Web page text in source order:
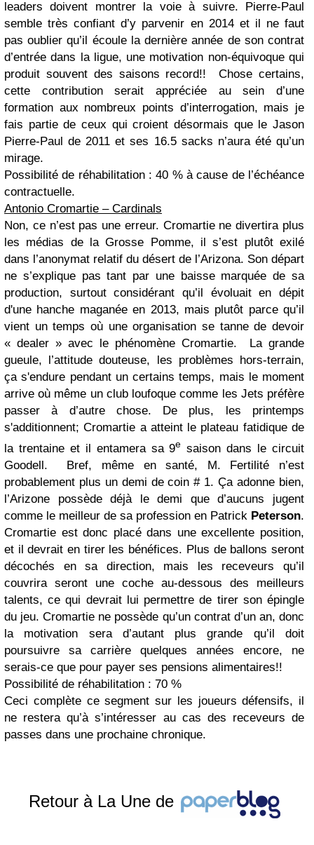
leaders doivent montrer la voie à suivre. Pierre-Paul
semble très confiant d’y parvenir en 2014 et il ne faut
pas oublier qu’il écoule la dernière année de son contrat
d’entrée dans la ligue, une motivation non-équivoque qui
produit souvent des saisons record!! Chose certains,
cette contribution serait appréciée au sein d’une
formation aux nombreux points d’interrogation, mais je
fais partie de ceux qui croient désormais que le Jason
Pierre-Paul de 2011 et ses 16.5 sacks n’aura été qu’un
mirage.
Possibilité de réhabilitation : 40 % à cause de l’échéance
contractuelle.
Antonio Cromartie – Cardinals
Non, ce n’est pas une erreur. Cromartie ne divertira plus
les médias de la Grosse Pomme, il s’est plutôt exilé
dans l’anonymat relatif du désert de l’Arizona. Son départ
ne s’explique pas tant par une baisse marquée de sa
production, surtout considérant qu’il évoluait en dépit
d'une hanche maganée en 2013, mais plutôt parce qu’il
vient un temps où une organisation se tanne de devoir
« dealer » avec le phénomène Cromartie. La grande
gueule, l’attitude douteuse, les problèmes hors-terrain,
ça s'endure pendant un certains temps, mais le moment
arrive où même un club loufoque comme les Jets préfère
passer à d’autre chose. De plus, les printemps
s'additionnent; Cromartie a atteint le plateau fatidique de
la trentaine et il entamera sa 9e saison dans le circuit
Goodell. Bref, même en santé, M. Fertilité n’est
probablement plus un demi de coin # 1. Ça adonne bien,
l’Arizone possède déjà le demi que d’aucuns jugent
comme le meilleur de sa profession en Patrick Peterson.
Cromartie est donc placé dans une excellente position,
et il devrait en tirer les bénéfices. Plus de ballons seront
décochés en sa direction, mais les receveurs qu’il
couvrira seront une coche au-dessous des meilleurs
talents, ce qui devrait lui permettre de tirer son épingle
du jeu. Cromartie ne possède qu’un contrat d’un an, donc
la motivation sera d’autant plus grande qu’il doit
poursuivre sa carrière quelques années encore, ne
serais-ce que pour payer ses pensions alimentaires!!
Possibilité de réhabilitation : 70 %
Ceci complète ce segment sur les joueurs défensifs, il
ne restera qu’à s’intéresser au cas des receveurs de
passes dans une prochaine chronique.
Retour à La Une de